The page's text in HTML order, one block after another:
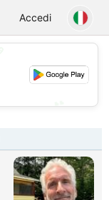
Accedi